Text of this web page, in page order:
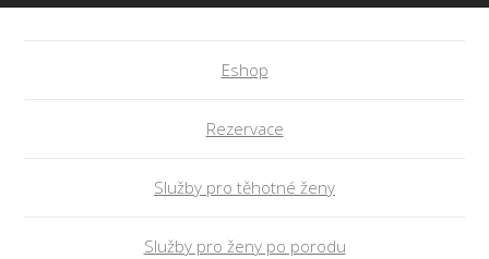
Eshop
Rezervace
Služby pro těhotné ženy
Služby pro ženy po porodu